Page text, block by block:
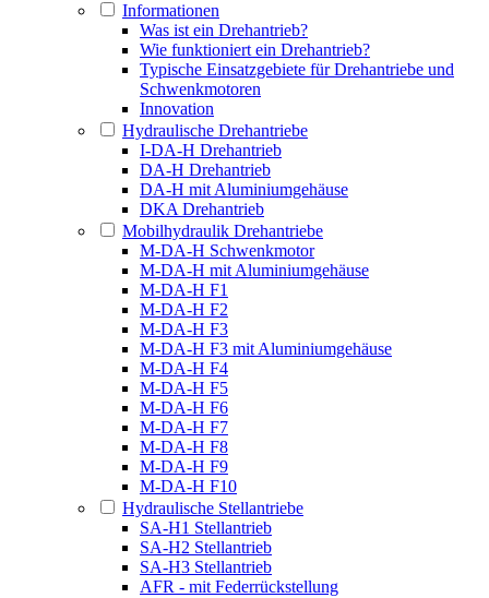
Informationen
Was ist ein Drehantrieb?
Wie funktioniert ein Drehantrieb?
Typische Einsatzgebiete für Drehantriebe und
Schwenkmotoren
Innovation
Hydraulische Drehantriebe
I-DA-H Drehantrieb
DA-H Drehantrieb
DA-H mit Aluminiumgehäuse
DKA Drehantrieb
Mobilhydraulik Drehantriebe
M-DA-H Schwenkmotor
M-DA-H mit Aluminiumgehäuse
M-DA-H F1
M-DA-H F2
M-DA-H F3
M-DA-H F3 mit Aluminiumgehäuse
M-DA-H F4
M-DA-H F5
M-DA-H F6
M-DA-H F7
M-DA-H F8
M-DA-H F9
M-DA-H F10
Hydraulische Stellantriebe
SA-H1 Stellantrieb
SA-H2 Stellantrieb
SA-H3 Stellantrieb
AFR - mit Federrückstellung